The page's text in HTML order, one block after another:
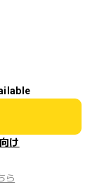
け
ら